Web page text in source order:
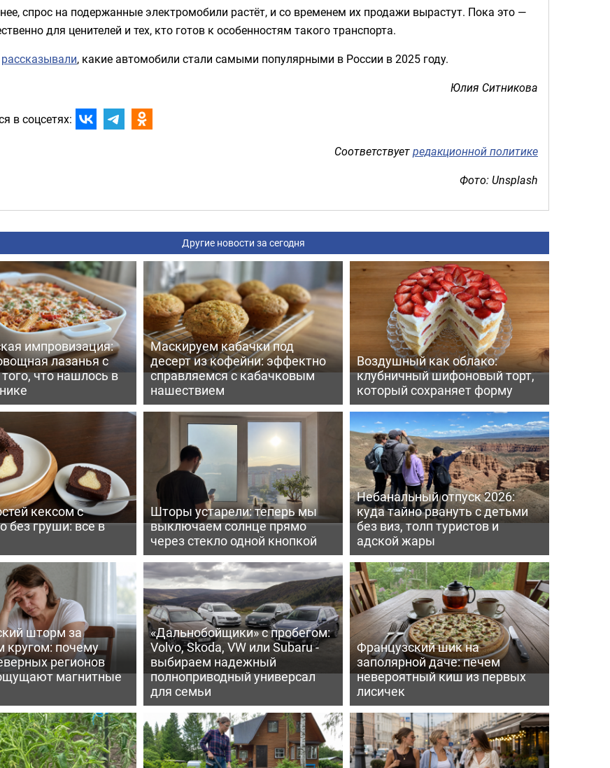
спрос на подержанные электромобили растёт, и со временем их продажи вырастут. Пока это —
для ценителей и тех, кто готов к особенностям такого транспорта.
рассказывали, какие автомобили стали самыми популярными в России в 2025 году.
Юлия Ситникова
в соцсетях:
Соответствуетредакционной политике
Фото: Unsplash
Другие новости за сегодня
импровизация:
лазанья с
что нашлось в
Маскируем кабачки под
десерт из кофейни: эффектно
справляемся с кабачковым
нашествием
Воздушный как облако:
клубничный шифоновый торт,
который сохраняет форму
кексом с
без груши: все в
Шторы устарели: теперь мы
выключаем солнце прямо
через стекло одной кнопкой
Небанальный отпуск 2026:
куда тайно рвануть с детьми
без виз, толп туристов и
адской жары
шторм за
кругом: почему
регионов
магнитные
«Дальнобойщики» с пробегом:
Volvo, Skoda, VW или Subaru -
выбираем надежный
полноприводный универсал
для семьи
Французский шик на
заполярной даче: печем
невероятный киш из первых
лисичек